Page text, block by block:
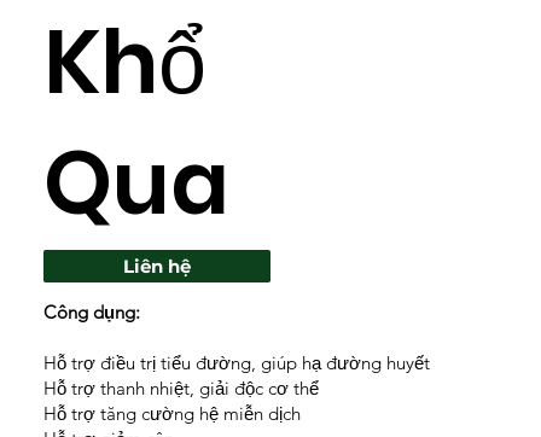
Khổ
Qua
Liên hệ
Công dụng:
Hỗ trợ điều trị tiểu đường, giúp hạ đường huyết
Hỗ trợ thanh nhiệt, giải độc cơ thể
Hỗ trợ tăng cường hệ miễn dịch